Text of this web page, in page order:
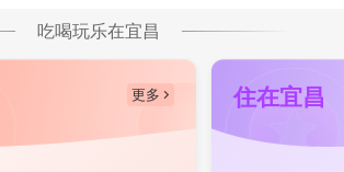
吃喝玩乐在宜昌
更多 住在宜昌